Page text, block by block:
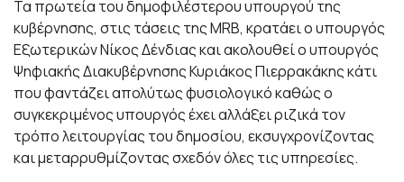
Τα πρωτεία του δημοφιλέστερου υπουργού της
κυβέρνησης, στις τάσεις της MRB, κρατάει ο υπουργός
Εξωτερικών Νίκος Δένδιας και ακολουθεί ο υπουργός
Ψηφιακής Διακυβέρνησης Κυριάκος Πιερρακάκης κάτι
που φαντάζει απολύτως φυσιολογικό καθώς ο
συγκεκριμένος υπουργός έχει αλλάξει ριζικά τον
τρόπο λειτουργίας του δημοσίου, εκσυγχρονίζοντας
και μεταρρυθμίζοντας σχεδόν όλες τις υπηρεσίες.